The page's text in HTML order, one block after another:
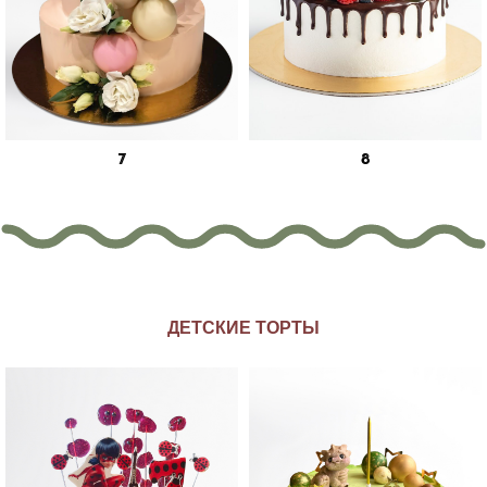
7 8
ДЕТСКИЕ ТОРТЫ